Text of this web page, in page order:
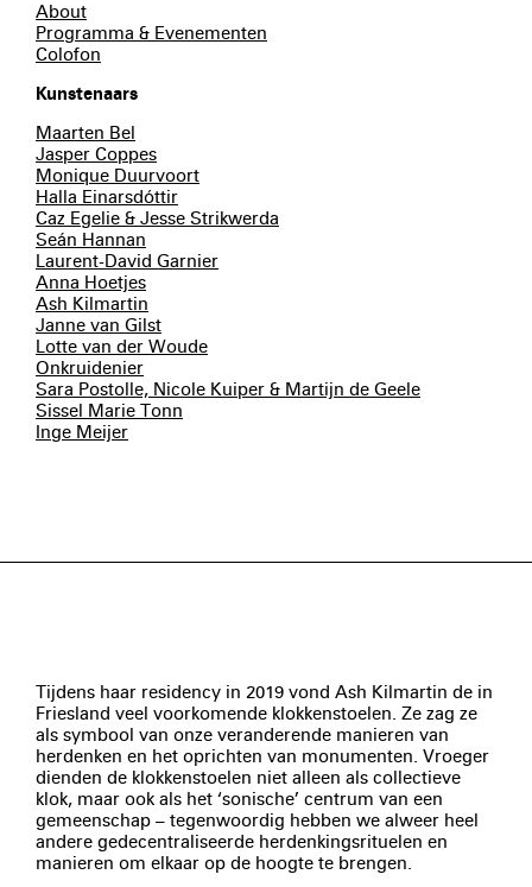
About
Programma & Evenementen
Colofon
Kunstenaars
Maarten Bel
Jasper Coppes
Monique Duurvoort
Halla Einarsdóttir
Caz Egelie & Jesse Strikwerda
Seán Hannan
Laurent-David Garnier
Anna Hoetjes
Ash Kilmartin
Janne van Gilst
Lotte van der Woude
Onkruidenier
Sara Postolle, Nicole Kuiper & Martijn de Geele
Sissel Marie Tonn
Inge Meijer
Tijdens haar residency in 2019 vond Ash Kilmartin de in
Friesland veel voorkomende klokkenstoelen. Ze zag ze
als symbool van onze veranderende manieren van
herdenken en het oprichten van monumenten. Vroeger
dienden de klokkenstoelen niet alleen als collectieve
klok, maar ook als het ‘sonische’ centrum van een
gemeenschap – tegenwoordig hebben we alweer heel
andere gedecentraliseerde herdenkingsrituelen en
manieren om elkaar op de hoogte te brengen.